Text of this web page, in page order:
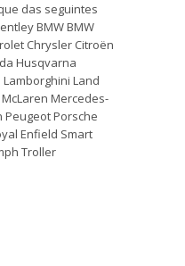
das seguintes
BMW BMW
Chrysler Citroën
Husqvarna
Lamborghini Land
Mercedes-
Peugeot Porsche
Enfield Smart
Troller